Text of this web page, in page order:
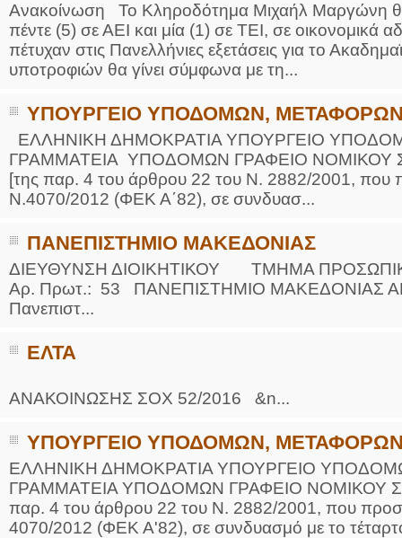
Ανακοίνωση Το Κληροδότημα Μιχαήλ Μαργώνη θα
πέντε (5) σε ΑΕΙ και μία (1) σε ΤΕΙ, σε οικονομικά
πέτυχαν στις Πανελλήνιες εξετάσεις για το
υποτροφιών θα γίνει σύμφωνα με τη...
ΥΠΟΥΡΓΕΙΟ ΥΠΟΔΟΜΩΝ, ΜΕΤΑΦΟΡΩΝ
ΕΛΛΗΝΙΚΗ ΔΗΜΟΚΡΑΤΙΑ ΥΠΟΥΡΓΕΙΟ
ΓΡΑΜΜΑΤΕΙΑ ΥΠΟΔΟΜΩΝ ΓΡΑΦΕΙΟ
[της παρ. 4 του άρθρου 22 του Ν. 2882/2001, που
Ν.4070/2012 (ΦΕΚ Α΄82), σε συνδυασ...
ΠΑΝΕΠΙΣΤΗΜΙΟ ΜΑΚΕΔΟΝΙΑΣ
ΔΙΕΥΘΥΝΣΗ ΔΙΟΙΚΗΤΙΚΟΥ ΤΜΗΜΑ
Αρ. Πρωτ.: 53 ΠΑΝΕΠΙΣΤΗΜΙΟ ΜΑΚΕΔΟΝΙΑΣ
Πανεπιστ...
ΕΛΤΑ
ΑΝΑΚΟΙΝΩΣΗΣ ΣΟΧ 52/2016 &n...
ΥΠΟΥΡΓΕΙΟ ΥΠΟΔΟΜΩΝ, ΜΕΤΑΦΟΡΩΝ
ΕΛΛΗΝΙΚΗ ΔΗΜΟΚΡΑΤΙΑ ΥΠΟΥΡΓΕΙΟ
ΓΡΑΜΜΑΤΕΙΑ ΥΠΟΔΟΜΩΝ ΓΡΑΦΕΙΟ ΝΟΜΙΚΟΥ
παρ. 4 του άρθρου 22 του Ν. 2882/2001, που
4070/2012 (ΦΕΚ Α'82), σε συνδυασμό με το